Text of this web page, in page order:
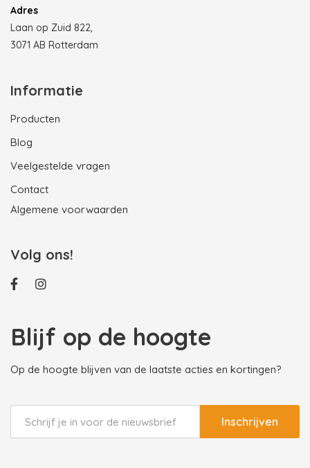
Adres
Laan op Zuid 822,
3071 AB Rotterdam
Informatie
Producten
Blog
Veelgestelde vragen
Contact
Algemene voorwaarden
Volg ons!
Blijf op de hoogte
Op de hoogte blijven van de laatste acties en kortingen?
Inschrijven